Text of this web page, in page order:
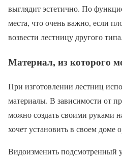
выглядит эстетично. По
места, что очень важно, если
возвести лестницу другого типа.
Материал, из которого
При изготовлении лестниц
материалы. В зависимости от
можно создать своими руками
хочет установить в своем доме
Видоизменить подсмотренный